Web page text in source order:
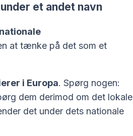
et andet navn
at tænke på det som et
i Europa. Spørg nogen:
dem derimod om det lokale
det under dets nationale